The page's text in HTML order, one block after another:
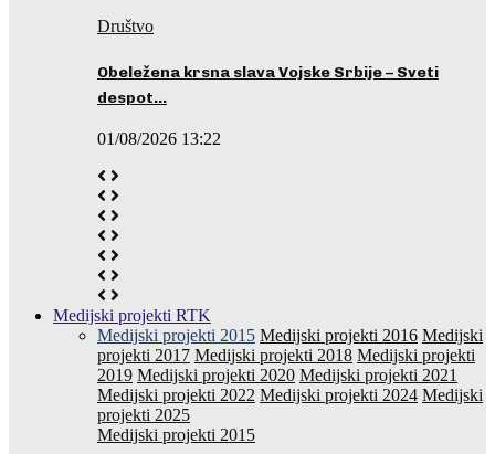
Društvo
Obeležena krsna slava Vojske Srbije – Sveti
despot…
01/08/2026 13:22
Medijski projekti RTK
Medijski projekti 2015 Medijski projekti 2016 Medijski
projekti 2017 Medijski projekti 2018 Medijski projekti
2019 Medijski projekti 2020 Medijski projekti 2021
Medijski projekti 2022 Medijski projekti 2024 Medijski
projekti 2025
Medijski projekti 2015